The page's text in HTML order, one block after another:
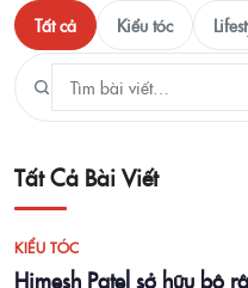
Tất cả Kiểu tóc
Tất Cả Bài Viết
KIỂU TÓC
Himesh Patel sở hữu bộ